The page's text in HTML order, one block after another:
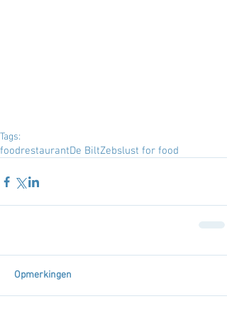
Tags:
foodrestaurantDe BiltZebslust for food
Opmerkingen